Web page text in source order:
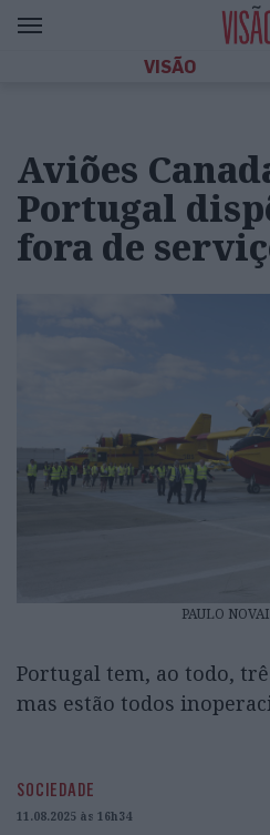
VISÃO
Aviões
Portugal
fora de
PAULO
Portugal tem, ao todo,
mas estão todos
SOCIEDADE
11.08.2025 às 16h34